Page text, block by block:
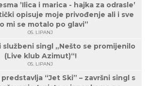
’Ilica i marica - hajka za odrasle’
opisuje moje privođenje ali i sve
mi se motalo po glavi”
05. LIPANJ
singl „Nešto se promijenilo
(Live klub Azimut)“!
05. LIPANJ
“Jet Ski” – završni singl s